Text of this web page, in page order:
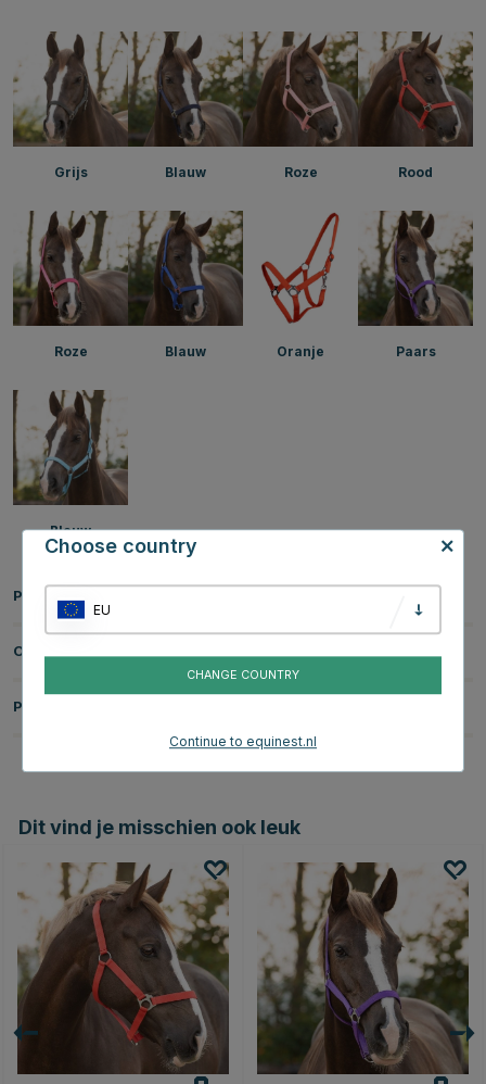
Grijs Blauw Roze Rood
Roze Blauw Oranje Paars
Blauw
Productinformatie
Over het Merk
Productbeoordelingen
Dit vind je misschien ook leuk
Choose country
EU
CHANGE COUNTRY
Continue to equinest.nl